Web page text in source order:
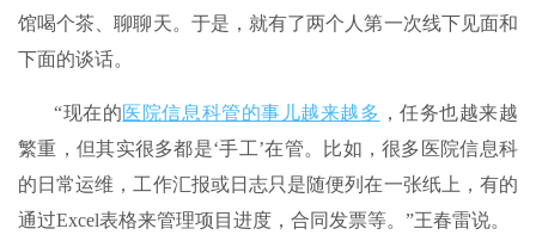
馆喝个茶、聊聊天。于是，就有了两个人第一次线下见面和
下面的谈话。
“现在的 医院信息科管的事儿越来越多 ，任务也越来越
繁重，但其实很多都是‘手工’在管。比如，很多医院信息科
的日常运维，工作汇报或日志只是随便列在一张纸上，有的
通过Excel表格来管理项目进度，合同发票等。”王春雷说。